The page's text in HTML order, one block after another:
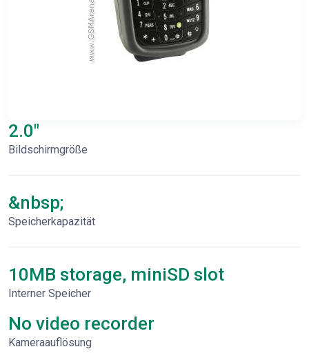
2.0"
Bildschirmgröße
&nbsp;
Speicherkapazität
10MB storage, miniSD slot
Interner Speicher
No video recorder
Kameraauflösung